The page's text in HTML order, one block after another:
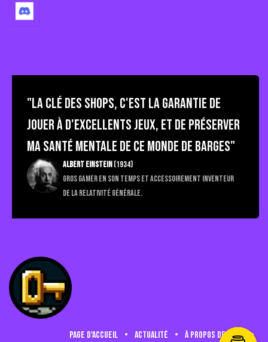
"La Clé des Shops, c'est la garantie de
jouer à d'excellents jeux, et de préserver
ma santé mentale de ce monde de barges"
Albert Einstein(1934)
Gros gamer en son temps et accessoirement inventeur
de la relativité générale.
Page d'accueil • Actualité • à propos de nous •